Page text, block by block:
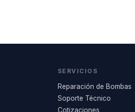
SERVICIOS
Reparación de Bombas
Soporte Técnico
Cotizaciones